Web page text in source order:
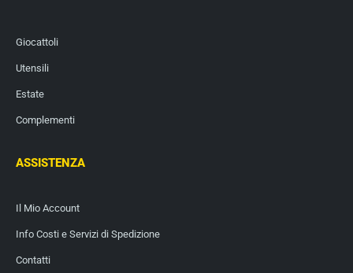
Giocattoli
Utensili
Estate
Complementi
ASSISTENZA
Il Mio Account
Info Costi e Servizi di Spedizione
Contatti